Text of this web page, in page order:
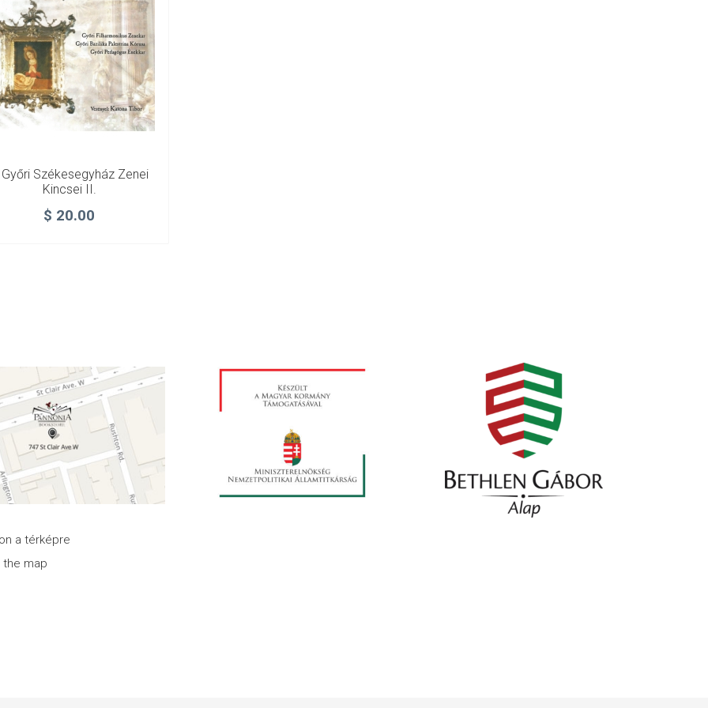
Székesegyház Zenei
Kincsei II.
$ 20.00
a térképre
the map